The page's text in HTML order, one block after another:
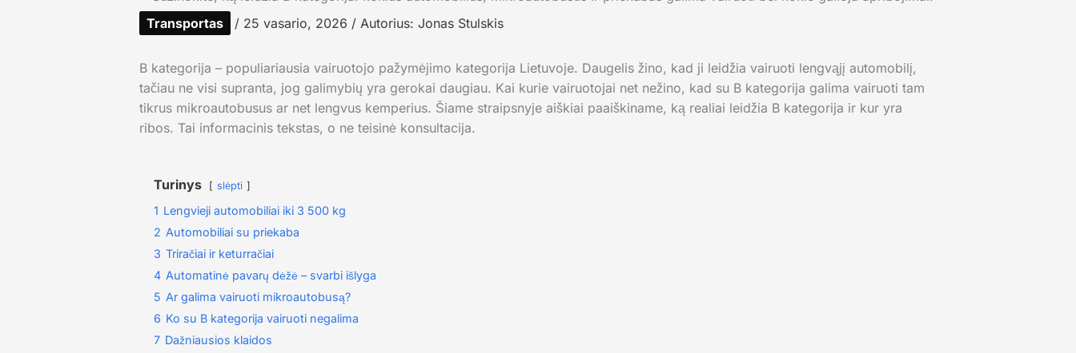
Transportas / 25 vasario, 2026 / Autorius: Jonas Stulskis
B kategorija – populiariausia vairuotojo pažymėjimo kategorija Lietuvoje. Daugelis žino, kad ji leidžia vairuoti lengvąjį automobilį,
tačiau ne visi supranta, jog galimybių yra gerokai daugiau. Kai kurie vairuotojai net nežino, kad su B kategorija galima vairuoti tam
tikrus mikroautobusus ar net lengvus kemperius. Šiame straipsnyje aiškiai paaiškiname, ką realiai leidžia B kategorija ir kur yra
ribos. Tai informacinis tekstas, o ne teisinė konsultacija.
Turinys slėpti
1 Lengvieji automobiliai iki 3 500 kg
2 Automobiliai su priekaba
3 Triračiai ir keturračiai
4 Automatinė pavarų dėžė – svarbi išlyga
5 Ar galima vairuoti mikroautobusą?
6 Ko su B kategorija vairuoti negalima
7 Dažniausios klaidos